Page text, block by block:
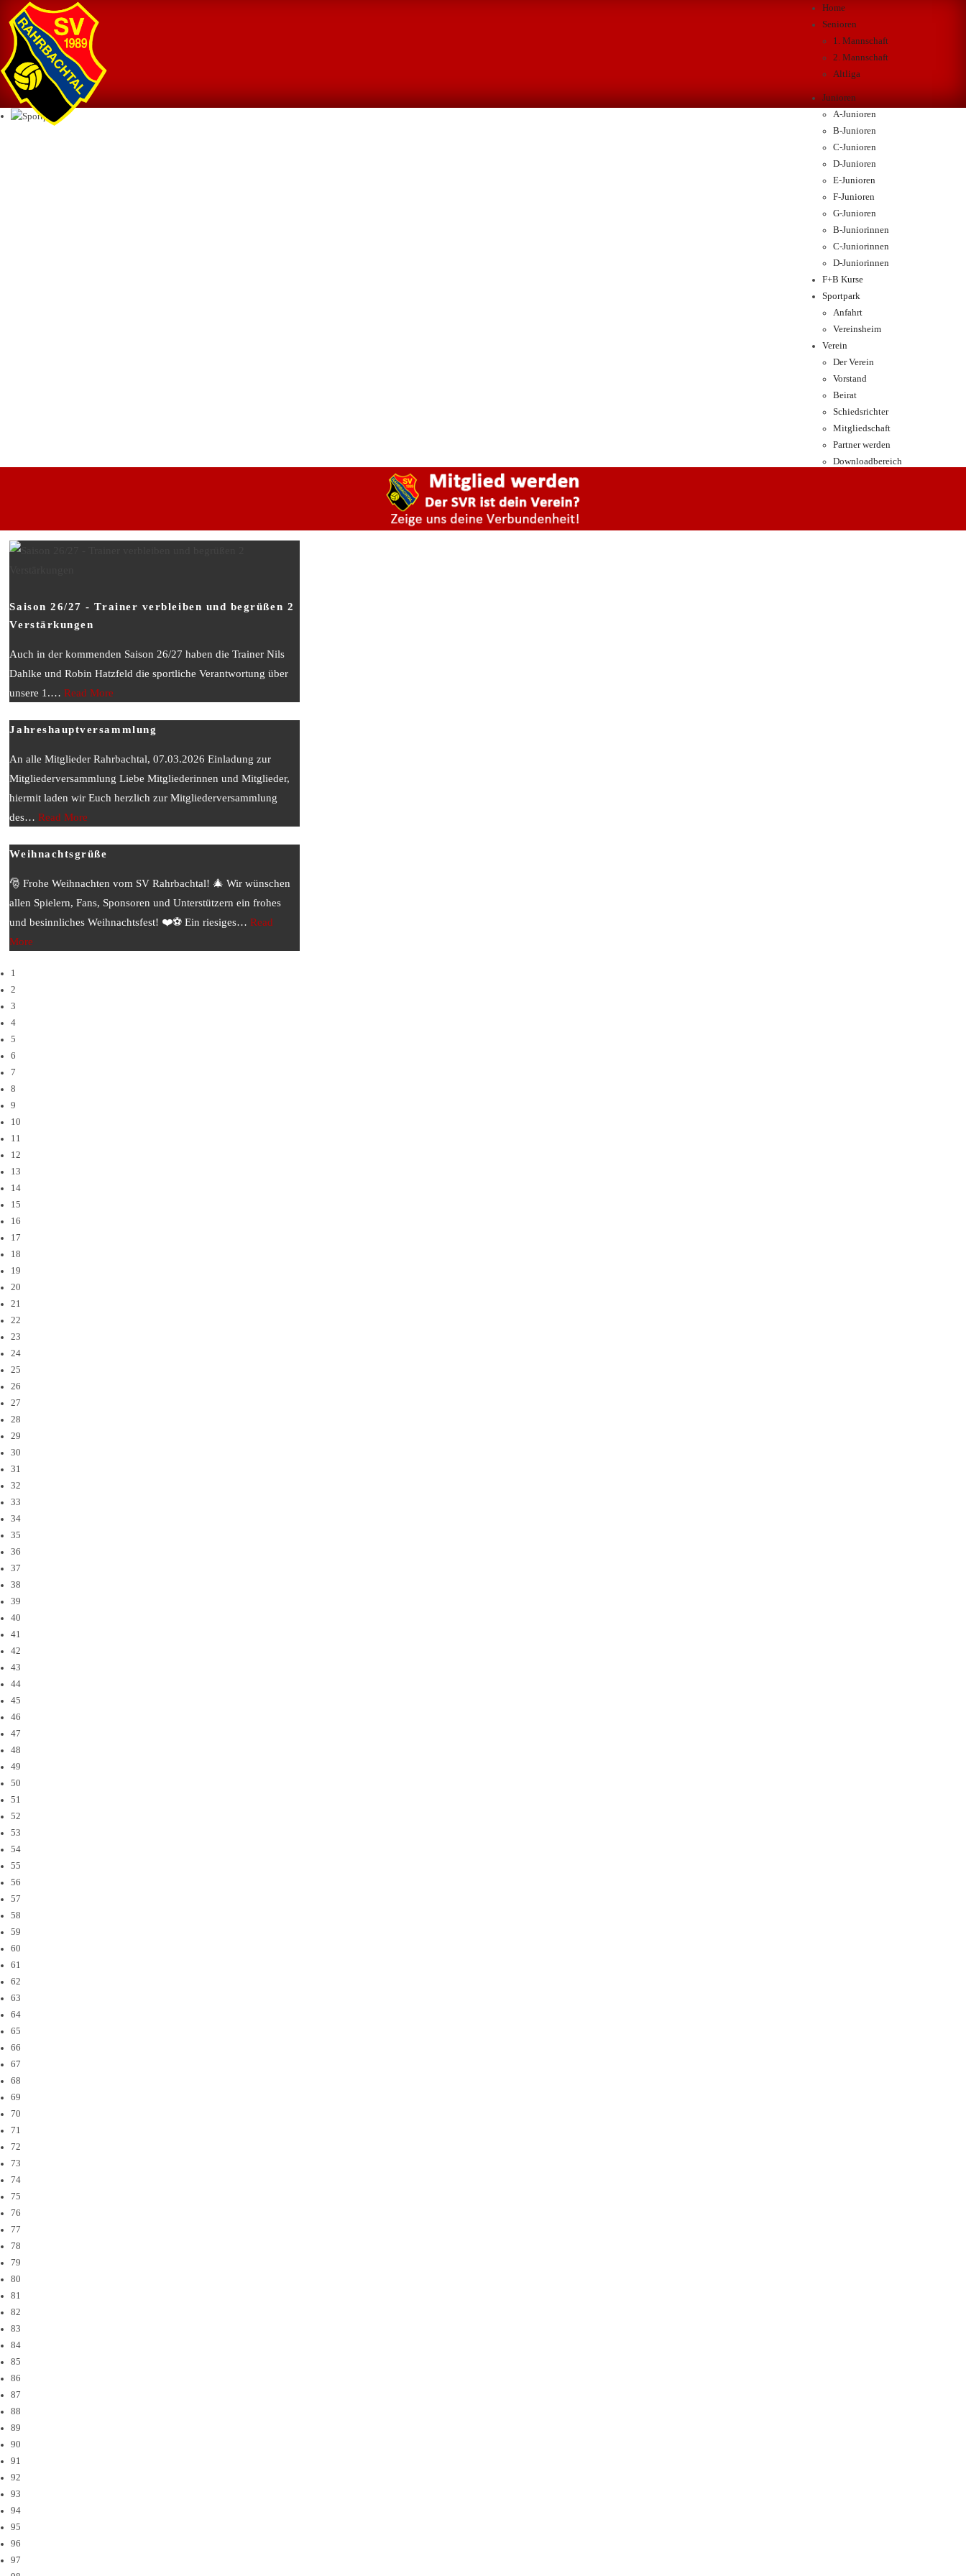
Home
Senioren
1. Mannschaft
2. Mannschaft
Altliga
Junioren
A-Junioren
B-Junioren
C-Junioren
D-Junioren
E-Junioren
F-Junioren
G-Junioren
B-Juniorinnen
C-Juniorinnen
D-Juniorinnen
F+B Kurse
Sportpark
Anfahrt
Vereinsheim
Verein
Der Verein
Vorstand
Beirat
Schiedsrichter
Mitgliedschaft
Partner werden
Downloadbereich
Saison 26/27 - Trainer verbleiben und begrüßen 2
Verstärkungen
Auch in der kommenden Saison 26/27 haben die Trainer Nils
Dahlke und Robin Hatzfeld die sportliche Verantwortung über
unsere 1.… Read More
Jahreshauptversammlung
An alle Mitglieder Rahrbachtal, 07.03.2026 Einladung zur
Mitgliederversammlung Liebe Mitgliederinnen und Mitglieder,
hiermit laden wir Euch herzlich zur Mitgliederversammlung
des… Read More
Weihnachtsgrüße
🎅 Frohe Weihnachten vom SV Rahrbachtal! 🎄 Wir wünschen
allen Spielern, Fans, Sponsoren und Unterstützern ein frohes
und besinnliches Weihnachtsfest! ❤️⚽ Ein riesiges… Read
More
1
2
3
4
5
6
7
8
9
10
11
12
13
14
15
16
17
18
19
20
21
22
23
24
25
26
27
28
29
30
31
32
33
34
35
36
37
38
39
40
41
42
43
44
45
46
47
48
49
50
51
52
53
54
55
56
57
58
59
60
61
62
63
64
65
66
67
68
69
70
71
72
73
74
75
76
77
78
79
80
81
82
83
84
85
86
87
88
89
90
91
92
93
94
95
96
97